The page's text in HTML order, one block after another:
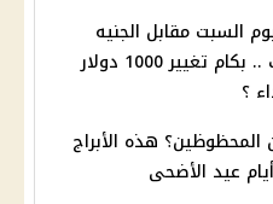
السبت مقابل الجنيه
المصري بالبنوك .. بكام تغيير 1000 دولار
؟
هذه الأبراج
عيد الأضحى